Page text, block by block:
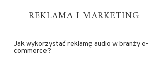
REKLAMA I MARKETING
Jak wykorzystać reklamę audio w branży e-
commerce?